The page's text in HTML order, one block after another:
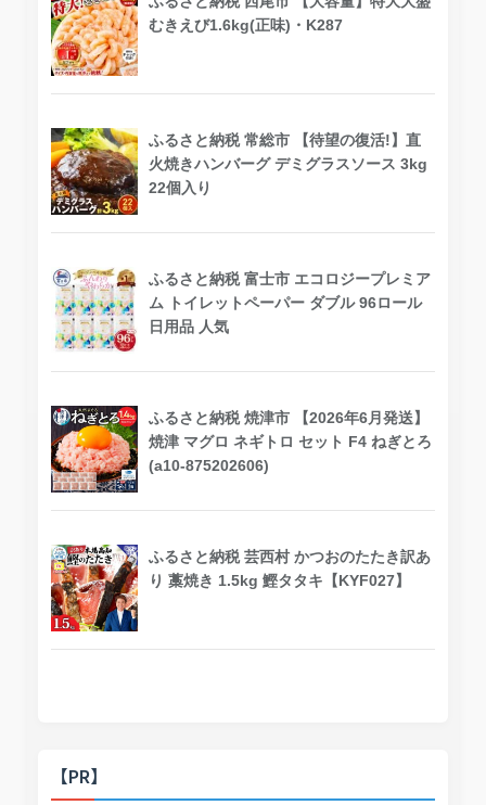
むきえび1.6kg(正味)・K287
ふるさと納税 常総市 【待望の復活!】直
火焼きハンバーグ デミグラスソース 3kg
22個入り
ふるさと納税 富士市 エコロジープレミア
ム トイレットペーパー ダブル 96ロール
日用品 人気
ふるさと納税 焼津市 【2026年6月発送】
焼津 マグロ ネギトロ セット F4 ねぎとろ
(a10-875202606)
ふるさと納税 芸西村 かつおのたたき訳あ
り 藁焼き 1.5kg 鰹タタキ【KYF027】
【PR】